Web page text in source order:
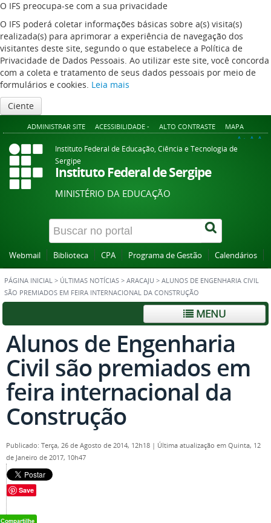
O IFS preocupa-se com a sua privacidade
O IFS poderá coletar informações básicas sobre a(s) visita(s)
realizada(s) para aprimorar a experiência de navegação dos
visitantes deste site, segundo o que estabelece a Política de
Privacidade de Dados Pessoais. Ao utilizar este site, você concorda
com a coleta e tratamento de seus dados pessoais por meio de
formulários e cookies. Leia mais
Ciente
ADMINISTRAR SITE ACESSIBILIDADE - ALTO CONTRASTE MAPA
A+ A A-
Instituto Federal de Educação, Ciência e Tecnologia de
Sergipe
Instituto Federal de Sergipe
MINISTÉRIO DA EDUCAÇÃO
Webmail Biblioteca CPA Programa de Gestão Calendários
PÁGINA INICIAL > ÚLTIMAS NOTÍCIAS > ARACAJU > ALUNOS DE ENGENHARIA CIVIL
SÃO PREMIADOS EM FEIRA INTERNACIONAL DA CONSTRUÇÃO
MENU
Alunos de Engenharia
Civil são premiados em
feira internacional da
Construção
Publicado: Terça, 26 de Agosto de 2014, 12h18 | Última atualização em Quinta, 12
de Janeiro de 2017, 10h47
Save